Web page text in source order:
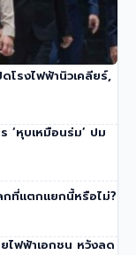
แดน ‘ไม่รวม
โรงไฟฟ้านิวเคลียร์,
‘หุบเหมือนร่ม’ ปม
กที่แตกแยกนี้หรือไม่?
ไฟฟ้าเอกชน หวังลด